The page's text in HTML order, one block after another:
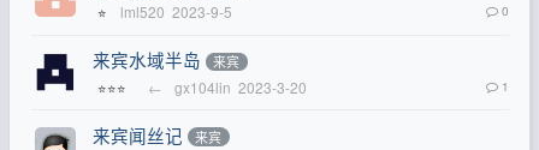
⭐ lml520 2023-9-5 0
来宾水域半岛 来宾
⭐⭐⭐ ← gx104lin 2023-3-20 1
来宾闻丝记 来宾